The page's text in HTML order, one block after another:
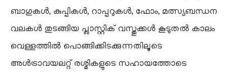
ബാഗുകൾ, കുപ്പികൾ, റാപ്പറുകൾ, ഫോം, മത്സ്യബന്ധന
വലകൾ തുടങ്ങിയ പ്ലാസ്റ്റിക് വസ്തുക്കൾ കൂടുതൽ കാലം
വെള്ളത്തിൽ പൊങ്ങിക്കിടക്കുന്നതിലൂടെ
അൾട്രാവയലറ്റ് രശ്മികളുടെ സഹായത്തോടെ